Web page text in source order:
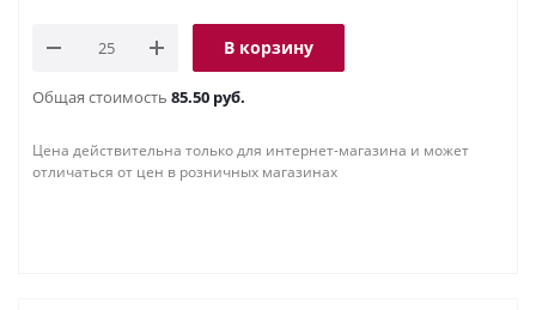
В корзину
Общая стоимость 85.50 руб.
Цена действительна только для интернет-магазина и может
отличаться от цен в розничных магазинах